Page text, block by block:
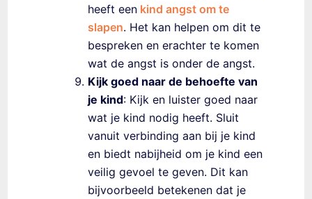
heeft eenkind angst om te
slapen. Het kan helpen om dit te
bespreken en erachter te komen
wat de angst is onder de angst.
Kijk goed naar de behoefte van
je kind: Kijk en luister goed naar
wat je kind nodig heeft. Sluit
vanuit verbinding aan bij je kind
en biedt nabijheid om je kind een
veilig gevoel te geven. Dit kan
bijvoorbeeld betekenen dat je